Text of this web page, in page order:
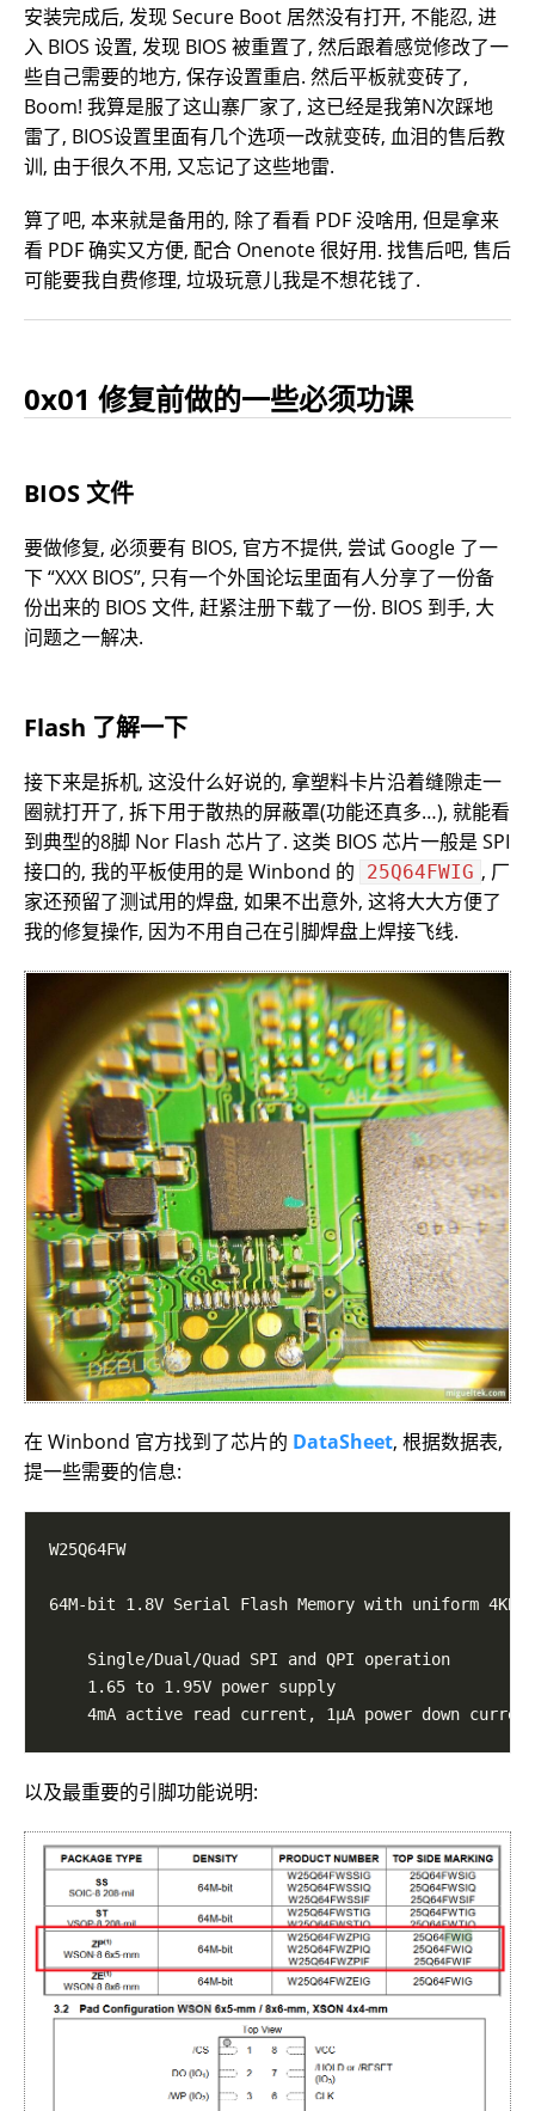
安装完成后, 发现 Secure Boot 居然没有打开, 不能忍, 进
入 BIOS 设置, 发现 BIOS 被重置了, 然后跟着感觉修改了一
些自己需要的地方, 保存设置重启. 然后平板就变砖了,
Boom! 我算是服了这山寨厂家了, 这已经是我第N次踩地
雷了, BIOS设置里面有几个选项一改就变砖, 血泪的售后教
训, 由于很久不用, 又忘记了这些地雷.
算了吧, 本来就是备用的, 除了看看 PDF 没啥用, 但是拿来
看 PDF 确实又方便, 配合 Onenote 很好用. 找售后吧, 售后
可能要我自费修理, 垃圾玩意儿我是不想花钱了.
0x01 修复前做的一些必须功课
BIOS 文件
要做修复, 必须要有 BIOS, 官方不提供, 尝试 Google 了一
下 “XXX BIOS”, 只有一个外国论坛里面有人分享了一份备
份出来的 BIOS 文件, 赶紧注册下载了一份. BIOS 到手, 大
问题之一解决.
Flash 了解一下
接下来是拆机, 这没什么好说的, 拿塑料卡片沿着缝隙走一
圈就打开了, 拆下用于散热的屏蔽罩(功能还真多…), 就能看
到典型的8脚 Nor Flash 芯片了. 这类 BIOS 芯片一般是 SPI
接口的, 我的平板使用的是 Winbond 的
25Q64FWIG , 厂
家还预留了测试用的焊盘, 如果不出意外, 这将大大方便了
我的修复操作, 因为不用自己在引脚焊盘上焊接飞线.
在 Winbond 官方找到了芯片的 DataSheet, 根据数据表,
提一些需要的信息:
以及最重要的引脚功能说明: